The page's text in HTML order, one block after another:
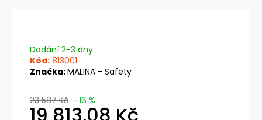
Dodání 2-3 dny
Kód: 813001
Značka:MALINA - Safety
23 587 Kč –16 %
r